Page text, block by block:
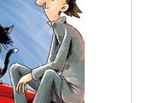
~
外購物流程說明』